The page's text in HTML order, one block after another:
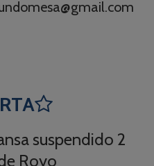

suspendido 2
Royo